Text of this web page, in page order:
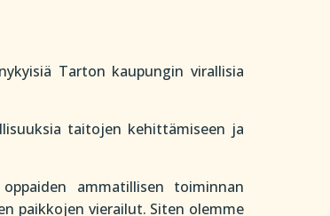
Tarton kaupungin virallisia
taitojen kehittämiseen ja
ammatillisen toiminnan
paikkojen vierailut. Siten olemme